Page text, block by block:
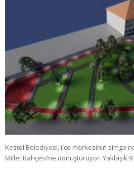
Kestel Belediyesi, ilçe merkezinin simge
Millet Bahçesi’ne dönüştürüyor. Yaklaşık